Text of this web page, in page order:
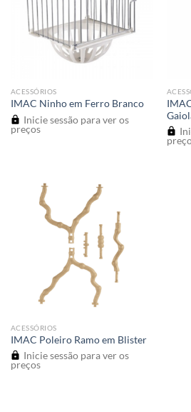
ACESSÓRIOS
IMAC Ninho em Ferro Branco
Inicie sessão para ver os
preços
ACESSÓRIOS
IMAC Poleiro Ramo em Blister
Inicie sessão para ver os
preços